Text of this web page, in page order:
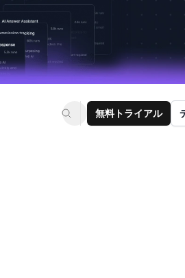
無料トライアル